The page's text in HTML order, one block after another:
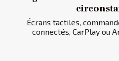
Écrans tactiles,
connectés, CarPlay ou